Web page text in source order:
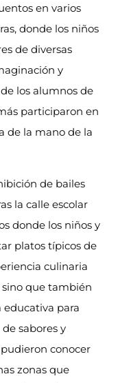
en varios
donde los niños
de diversas
y
los alumnos de
participaron en
de la mano de la
de bailes
la calle escolar
donde los niños y
platos típicos de
culinaria
sino que también
para
sabores y
conocer
zonas que